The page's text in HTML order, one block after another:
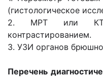
(гистологическое
2. МРТ или КТ
контрастированием.
3. УЗИ органов
Перечень